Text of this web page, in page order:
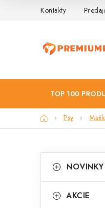
Kontakty
TOP 100
DomovPsy
okategórie
a
NOVINKY
AKCIE